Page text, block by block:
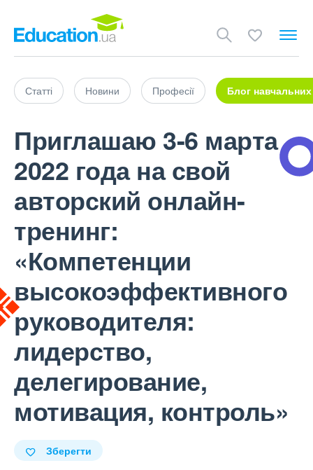
Статті Новини Професії Блог навчальних
Приглашаю 3-6 марта
2022 года на свой
авторский онлайн-
тренинг:
«Компетенции
высокоэффективного
руководителя:
лидерство,
делегирование,
мотивация, контроль»
Зберегти